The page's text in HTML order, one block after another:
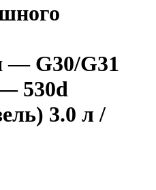
— G30/G31
530d
3.0 л /